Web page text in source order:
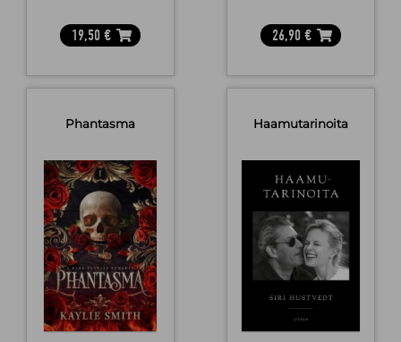
€
19,50 €
26,90
Phantasma Haamutarinoita